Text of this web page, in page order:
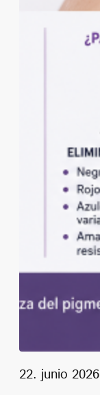
22. junio 2026